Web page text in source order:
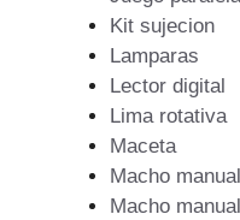
Kit sujecion
Lamparas
Lector digital
Lima rotativa
Maceta
Macho
Macho